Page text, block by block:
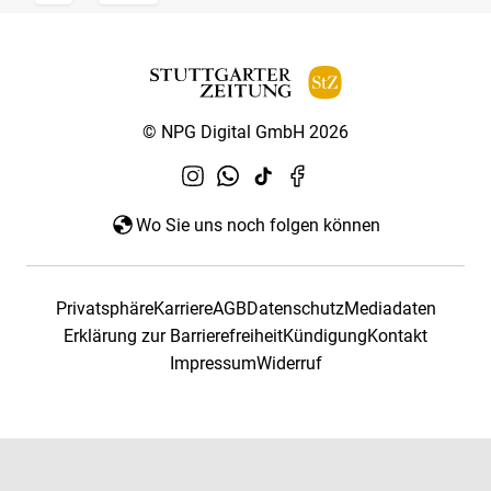
© NPG Digital GmbH 2026
Wo Sie uns noch folgen können
PrivatsphäreKarriereAGBDatenschutzMediadaten
Erklärung zur BarrierefreiheitKündigungKontakt
ImpressumWiderruf